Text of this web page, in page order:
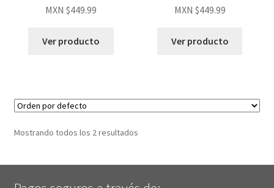
MXN $449.99
Ver producto
MXN $449.99
Ver producto
Mostrando todos los 2 resultados